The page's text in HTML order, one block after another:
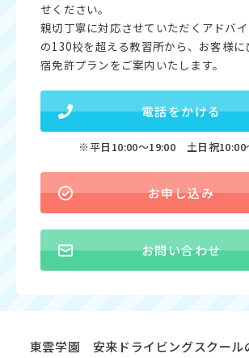
せください。
親切丁寧に対応させていただくアドバ
の130校を超える教習所から、お客様に
宿免許プランをご案内いたします。
電話をかける
※平日10:00〜19:00 土日祝10:00
お申し込み
お問い合わせ
東雲学園 安来ドライビングスクール